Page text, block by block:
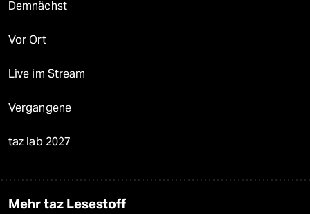
Demnächst
Vor Ort
Live im Stream
Vergangene
taz lab 2027
Mehr taz Lesestoff